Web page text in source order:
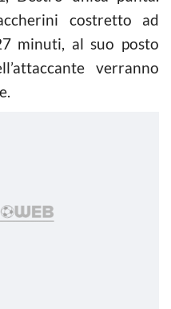
costretto ad
minuti, al suo posto
verranno